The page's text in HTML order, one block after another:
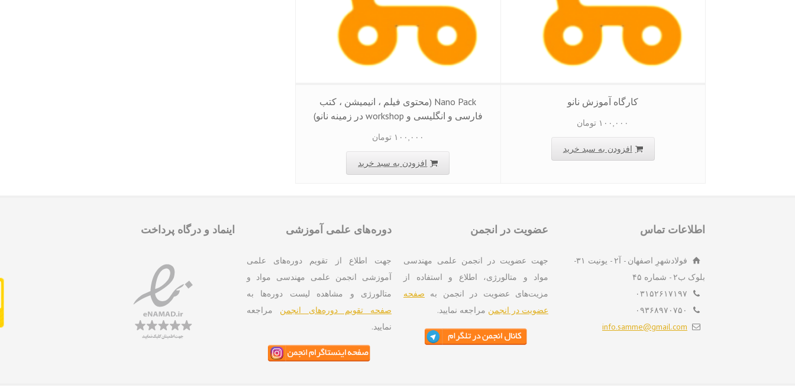
کارگاه آموزش نانو
۱۰۰,۰۰۰ تومان
افزودن به سبد خرید
Nano Pack (محتوی فیلم ، انیمیشن ، کتب
فارسی و انگلیسی و workshop در زمینه نانو)
۱۰۰,۰۰۰ تومان
افزودن به سبد خرید
اطلاعات تماس
فولادشهرِ اصفهان - آ۲ - یونیت ۳۱-
بلوک ب۲ - شماره ۴۵
۰۳۱۵۲۶۱۷۱۹۷
۰۹۳۶۸۹۷۰۷۵۰
info.samme@gmail.com
عضویت در انجمن
جهت عضویت در انجمن علمی مهندسی
مواد و متالورژی، اطلاع و استفاده از
مزیت‌های عضویت در انجمن به صفحه
عضویت در انجمن مراجعه نمایید.
دوره‌های علمی آموزشی
جهت اطلاع از تقویم دوره‌های علمی
آموزشی انجمن علمی مهندسی مواد و
متالورژی و مشاهده لیست دوره‌ها به
صفحه تقویم دوره‌های انجمن مراجعه
نمایید.
اینماد و درگاه پرداخت